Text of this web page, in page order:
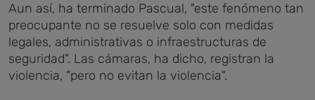
Aun así, ha terminado Pascual, "este fenómeno tan
preocupante no se resuelve solo con medidas
legales, administrativas o infraestructuras de
seguridad". Las cámaras, ha dicho, registran la
violencia, "pero no evitan la violencia".